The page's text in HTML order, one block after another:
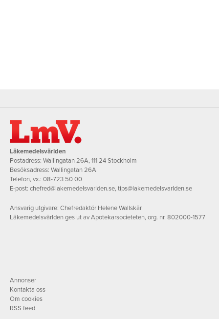
Läkemedelsvärlden
Postadress: Wallingatan 26A, 111 24 Stockholm
Besöksadress: Wallingatan 26A
Telefon, vx.: 08-723 50 00
E-post: chefred@lakemedelsvarlden.se,tips@lakemedelsvarlden.se
Ansvarig utgivare: Chefredaktör Helene Wallskär
Läkemedelsvärlden ges ut av Apotekarsocieteten, org. nr. 802000-1577
Annonser
Kontakta oss
Om cookies
RSS feed